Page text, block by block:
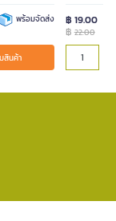
พร้อมจัดส่ง
สินค้า
฿ 19.00
฿22.00